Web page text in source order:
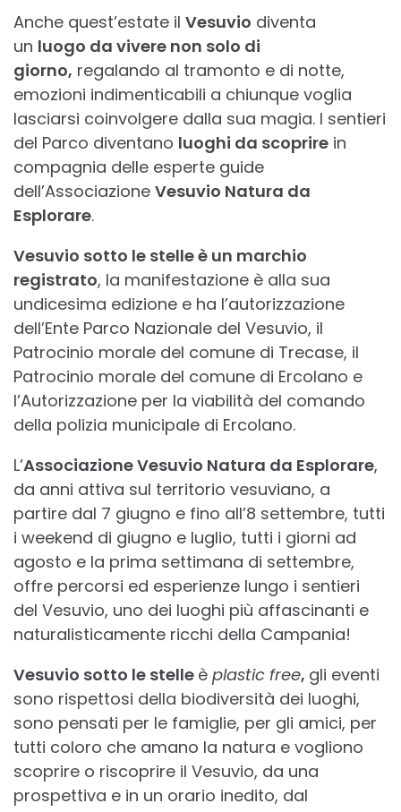
Anche quest’estate il Vesuvio diventa
un luogo da vivere non solo di
giorno, regalando al tramonto e di notte,
emozioni indimenticabili a chiunque voglia
lasciarsi coinvolgere dalla sua magia. I sentieri
del Parco diventano luoghi da scoprire in
compagnia delle esperte guide
dell’Associazione Vesuvio Natura da
Esplorare.
Vesuvio sotto le stelle è un marchio
registrato, la manifestazione è alla sua
undicesima edizione e ha l’autorizzazione
dell’Ente Parco Nazionale del Vesuvio, il
Patrocinio morale del comune di Trecase, il
Patrocinio morale del comune di Ercolano e
l’Autorizzazione per la viabilità del comando
della polizia municipale di Ercolano.
L’Associazione Vesuvio Natura da Esplorare,
da anni attiva sul territorio vesuviano, a
partire dal 7 giugno e fino all’8 settembre, tutti
i weekend di giugno e luglio, tutti i giorni ad
agosto e la prima settimana di settembre,
offre percorsi ed esperienze lungo i sentieri
del Vesuvio, uno dei luoghi più affascinanti e
naturalisticamente ricchi della Campania!
Vesuvio sotto le stelle è plastic free, gli eventi
sono rispettosi della biodiversità dei luoghi,
sono pensati per le famiglie, per gli amici, per
tutti coloro che amano la natura e vogliono
scoprire o riscoprire il Vesuvio, da una
prospettiva e in un orario inedito, dal